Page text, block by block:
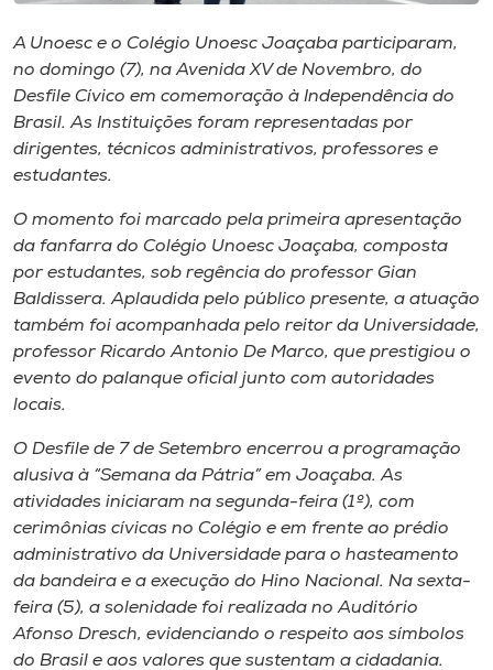
Editora
Rádio
Museu
Unoesc
Store
Selecione
o idioma
A+
A-
A Unoesc e o Colégio Unoesc Joaçaba participaram,
no domingo (7), na Avenida XV de Novembro, do
Desfile Cívico em comemoração à Independência do
Brasil. As Instituições foram representadas por
dirigentes, técnicos administrativos, professores e
estudantes.
O momento foi marcado pela primeira apresentação
da fanfarra do Colégio Unoesc Joaçaba, composta
por estudantes, sob regência do professor Gian
Baldissera. Aplaudida pelo público presente, a atuação
também foi acompanhada pelo reitor da Universidade,
professor Ricardo Antonio De Marco, que prestigiou o
evento do palanque oficial junto com autoridades
locais.
O Desfile de 7 de Setembro encerrou a programação
alusiva à “Semana da Pátria” em Joaçaba. As
atividades iniciaram na segunda-feira (1º), com
cerimônias cívicas no Colégio e em frente ao prédio
administrativo da Universidade para o hasteamento
da bandeira e a execução do Hino Nacional. Na sexta-
feira (5), a solenidade foi realizada no Auditório
Afonso Dresch, evidenciando o respeito aos símbolos
do Brasil e aos valores que sustentam a cidadania.